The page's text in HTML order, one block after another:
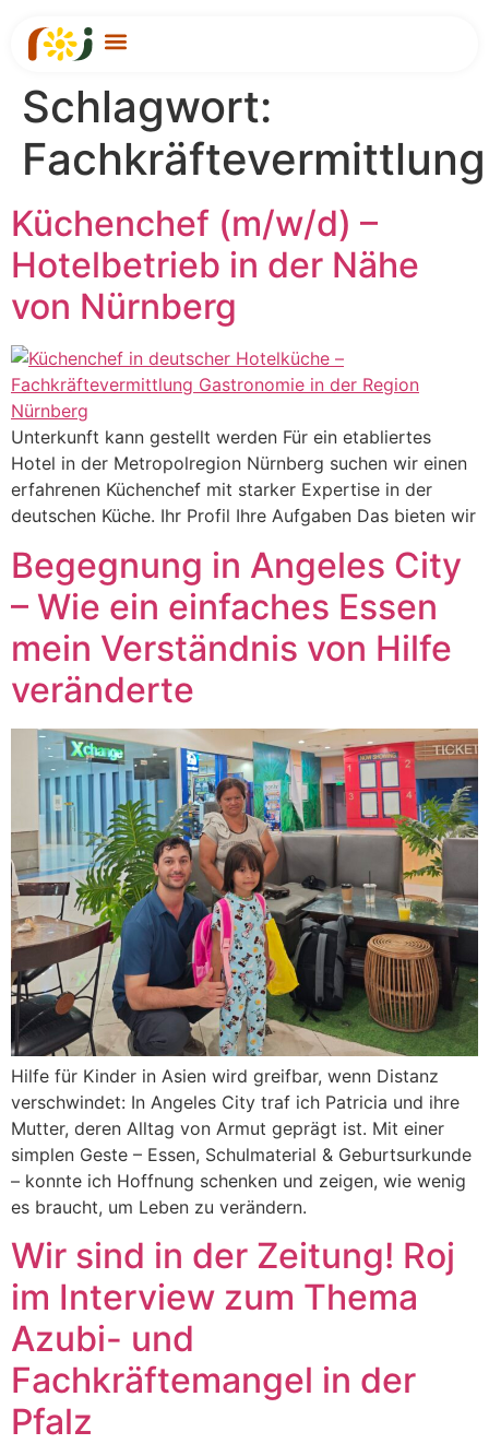
Schlagwort:
Fachkräftevermittlung
Küchenchef (m/w/d) –
Hotelbetrieb in der Nähe
von Nürnberg
Unterkunft kann gestellt werden Für ein etabliertes
Hotel in der Metropolregion Nürnberg suchen wir einen
erfahrenen Küchenchef mit starker Expertise in der
deutschen Küche. Ihr Profil Ihre Aufgaben Das bieten wir
Begegnung in Angeles City
– Wie ein einfaches Essen
mein Verständnis von Hilfe
veränderte
Hilfe für Kinder in Asien wird greifbar, wenn Distanz
verschwindet: In Angeles City traf ich Patricia und ihre
Mutter, deren Alltag von Armut geprägt ist. Mit einer
simplen Geste – Essen, Schulmaterial & Geburtsurkunde
– konnte ich Hoffnung schenken und zeigen, wie wenig
es braucht, um Leben zu verändern.
Wir sind in der Zeitung! Roj
im Interview zum Thema
Azubi- und
Fachkräftemangel in der
Pfalz